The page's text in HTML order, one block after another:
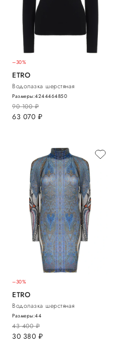
–30%
ETRO
Водолазка шерстяная
90 100руб.
63 070 руб.
Размеры:4244464850
–30%
ETRO
Водолазка шерстяная
43 400руб.
30 380 руб.
Размеры:44